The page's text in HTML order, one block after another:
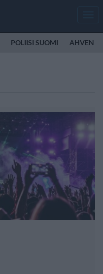
POLIISI SUOMI AHVEN